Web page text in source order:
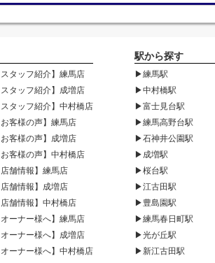
タッフ紹介】練馬店
タッフ紹介】成増店
タッフ紹介】中村橋店
客様の声】練馬店
客様の声】成増店
客様の声】中村橋店
舗情報】練馬店
舗情報】成増店
舗情報】中村橋店
ーナー様へ】練馬店
ーナー様へ】成増店
ーナー様へ】中村橋店
駅から探す
▶練馬駅
▶中村橋駅
▶富士見台駅
▶練馬高野台駅
▶石神井公園駅
▶成増駅
▶桜台駅
▶江古田駅
▶豊島園駅
▶練馬春日町駅
▶光が丘駅
▶新江古田駅